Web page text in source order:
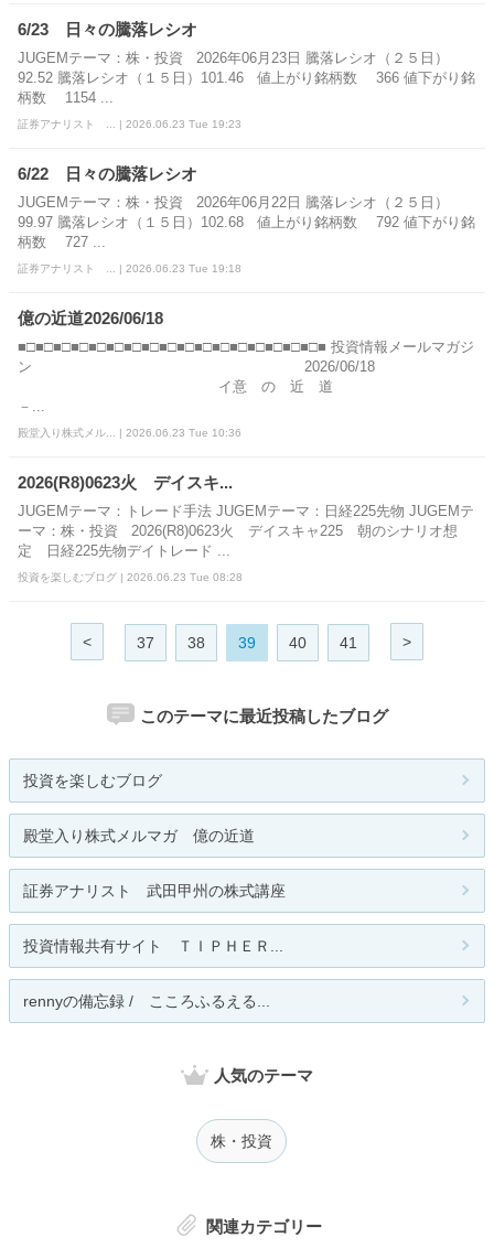
6/23 日々の騰落レシオ
JUGEMテーマ：株・投資 2026年06月23日 騰落レシオ（２５日）
92.52 騰落レシオ（１５日）101.46 値上がり銘柄数 366 値下がり銘
柄数 1154 ...
証券アナリスト ... | 2026.06.23 Tue 19:23
6/22 日々の騰落レシオ
JUGEMテーマ：株・投資 2026年06月22日 騰落レシオ（２５日）
99.97 騰落レシオ（１５日）102.68 値上がり銘柄数 792 値下がり銘
柄数 727 ...
証券アナリスト ... | 2026.06.23 Tue 19:18
億の近道2026/06/18
■□■□■□■□■□■□■□■□■□■□■□■□■□■□■□■□■□■ 投資情報メールマガジ
ン 2026/06/18
イ意 の 近 道
－...
殿堂入り株式メル... | 2026.06.23 Tue 10:36
2026(R8)0623火 デイスキ...
JUGEMテーマ：トレード手法 JUGEMテーマ：日経225先物 JUGEMテ
ーマ：株・投資 2026(R8)0623火 デイスキャ225 朝のシナリオ想
定 日経225先物デイトレード ...
投資を楽しむブログ | 2026.06.23 Tue 08:28
< 37 38 39 40 41 >
このテーマに最近投稿したブログ
投資を楽しむブログ
殿堂入り株式メルマガ 億の近道
証券アナリスト 武田甲州の株式講座
投資情報共有サイト ＴＩＰＨＥＲ...
rennyの備忘録 / こころふるえる...
人気のテーマ
株・投資
関連カテゴリー